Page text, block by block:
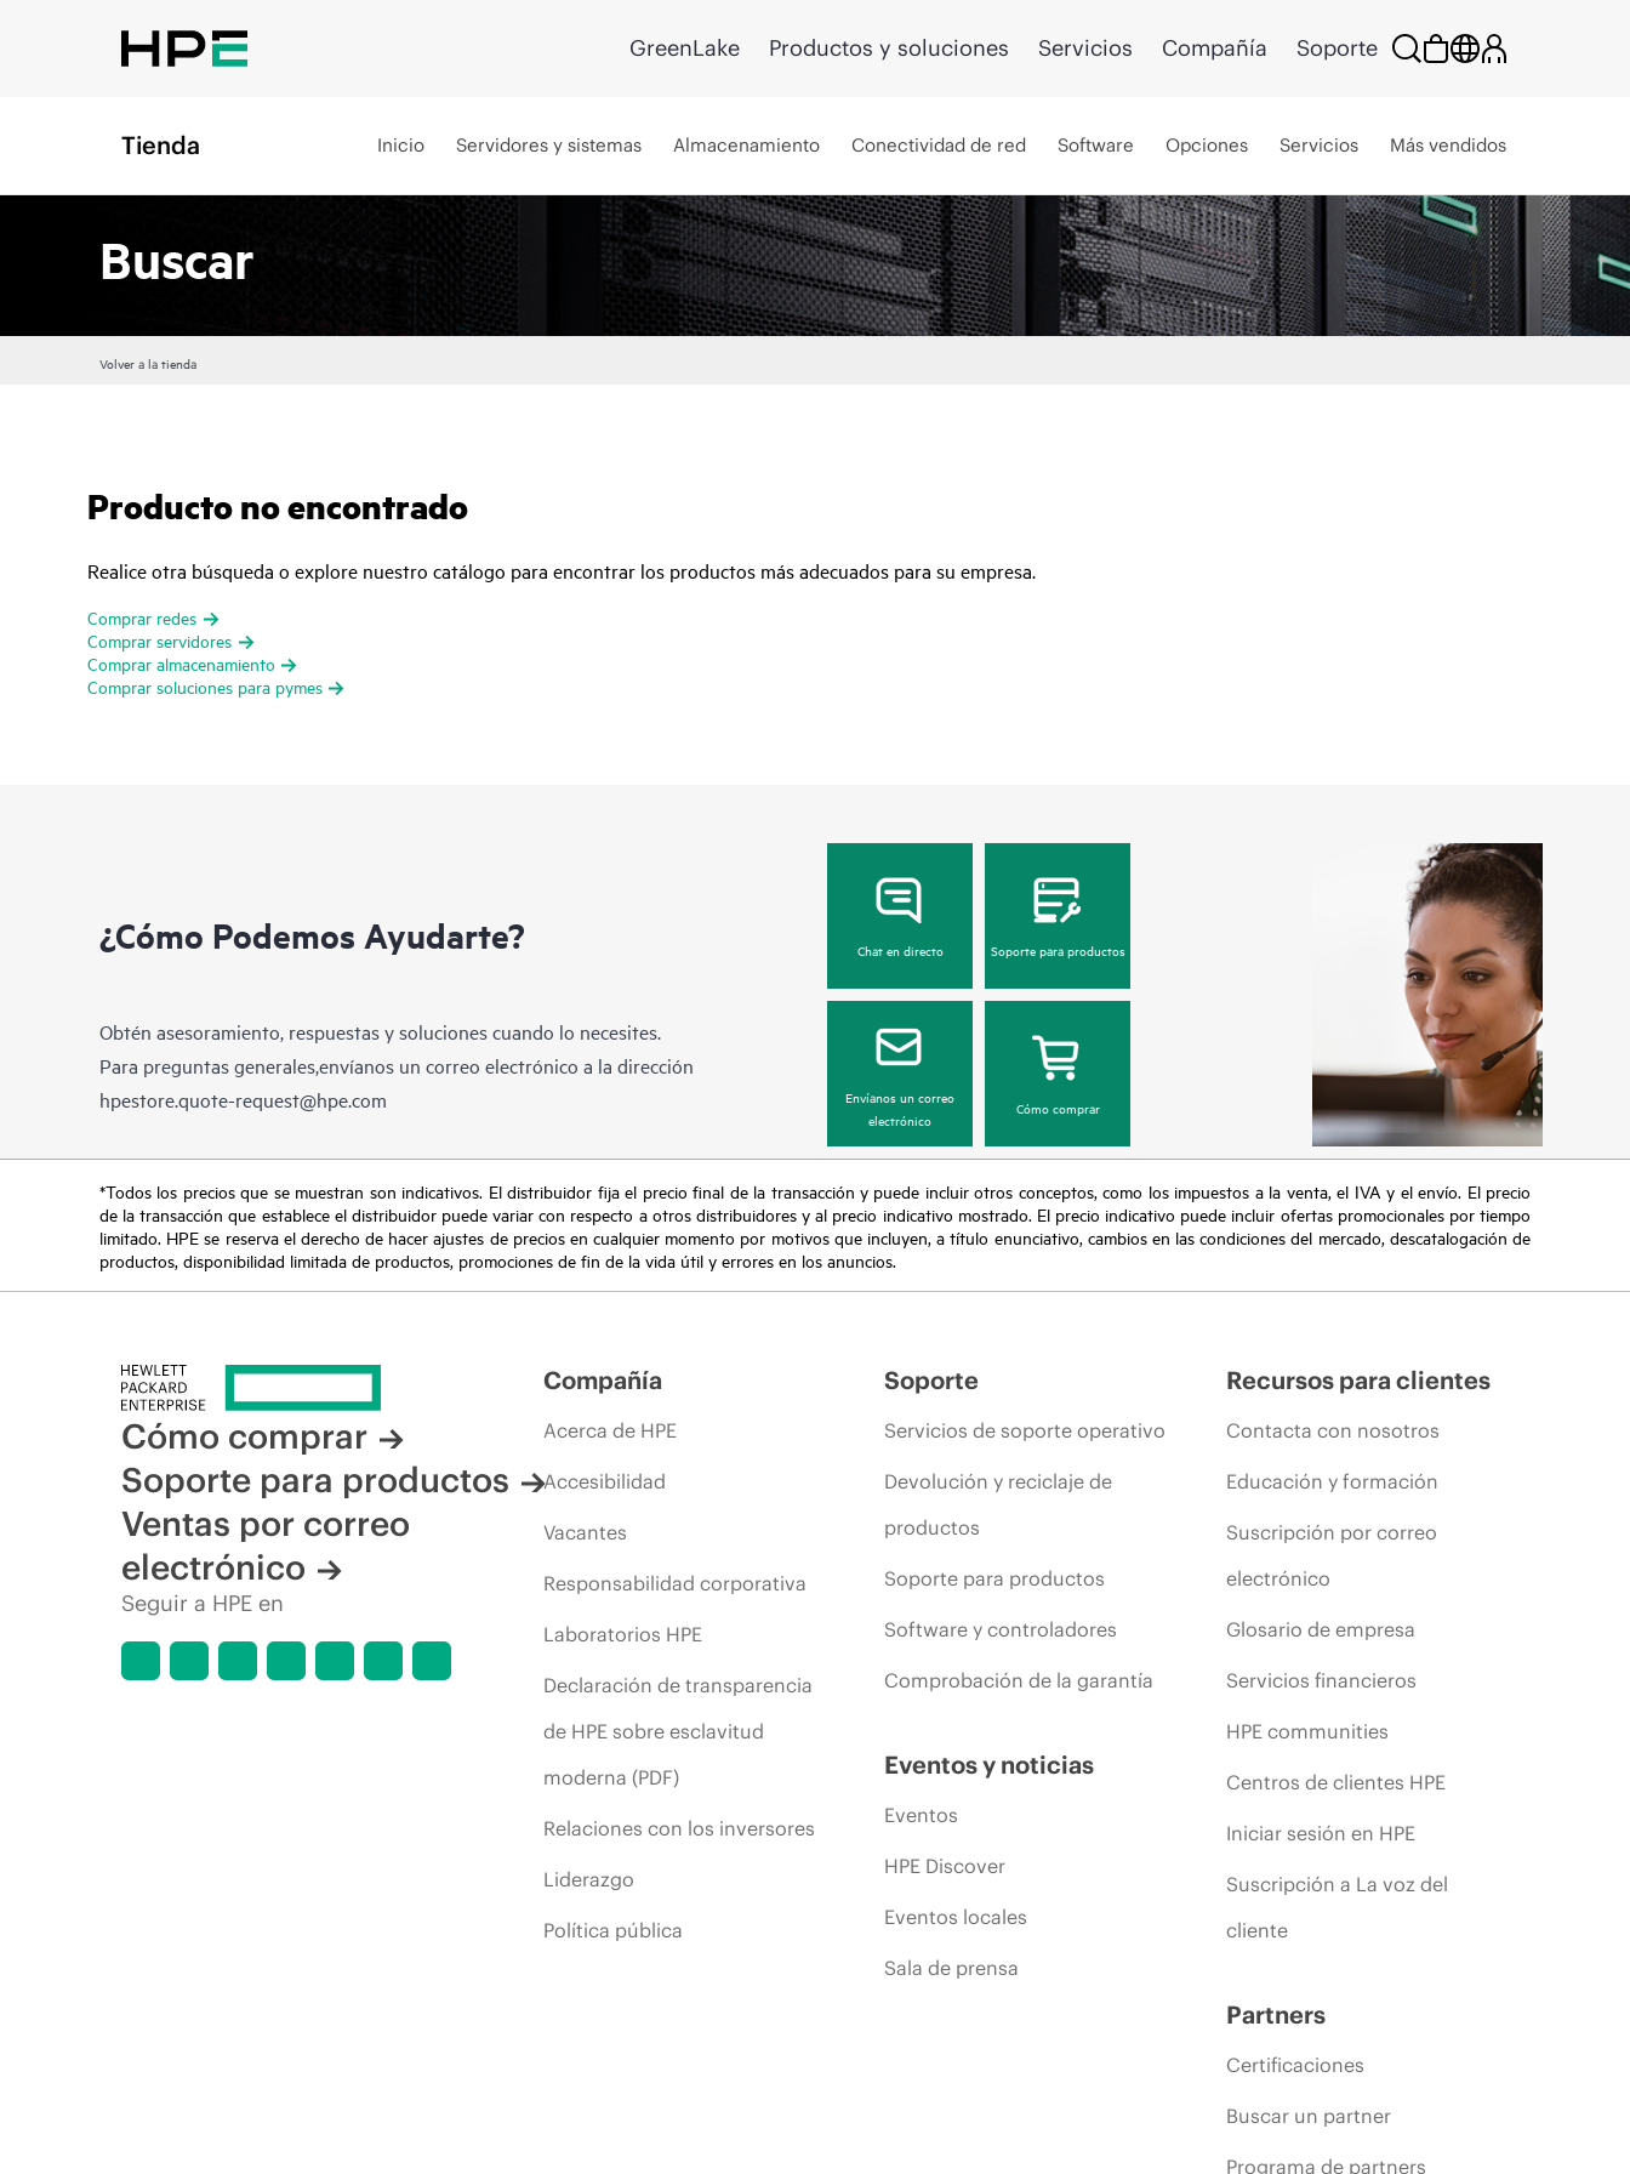
GreenLake Productos y soluciones Servicios Compañía Soporte
Tienda Inicio Servidores y sistemas Almacenamiento Conectividad de red Software Opciones Servicios Más vendidos
Buscar
Volver a la tienda
Producto no encontrado
Realice otra búsqueda o explore nuestro catálogo para encontrar los productos más adecuados para su empresa.
Comprar redes
Comprar servidores
Comprar almacenamiento
Comprar soluciones para pymes
¿Cómo Podemos Ayudarte?
Obtén asesoramiento, respuestas y soluciones cuando lo necesites.
Para preguntas generales,envíanos un correo electrónico a la dirección
hpestore.quote-request@hpe.com
Chat en directo Soporte para productos
Envíanos un correo
electrónico
Cómo comprar
*Todos los precios que se muestran son indicativos. El distribuidor fija el precio final de la transacción y puede incluir otros conceptos, como los impuestos a la venta, el IVA y el envío. El precio
de la transacción que establece el distribuidor puede variar con respecto a otros distribuidores y al precio indicativo mostrado. El precio indicativo puede incluir ofertas promocionales por tiempo
limitado. HPE se reserva el derecho de hacer ajustes de precios en cualquier momento por motivos que incluyen, a título enunciativo, cambios en las condiciones del mercado, descatalogación de
productos, disponibilidad limitada de productos, promociones de fin de la vida útil y errores en los anuncios.
Cómo comprar
Soporte para productos
Ventas por correo
electrónico
Seguir a HPE en
Compañía
Acerca de HPE
Accesibilidad
Vacantes
Responsabilidad corporativa
Laboratorios HPE
Declaración de transparencia
de HPE sobre esclavitud
moderna (PDF)
Relaciones con los inversores
Liderazgo
Política pública
Soporte
Servicios de soporte operativo
Devolución y reciclaje de
productos
Soporte para productos
Software y controladores
Comprobación de la garantía
Eventos y noticias
Eventos
HPE Discover
Eventos locales
Sala de prensa
Recursos para clientes
Contacta con nosotros
Educación y formación
Suscripción por correo
electrónico
Glosario de empresa
Servicios financieros
HPE communities
Centros de clientes HPE
Iniciar sesión en HPE
Suscripción a La voz del
cliente
Partners
Certificaciones
Buscar un partner
Programa de partners